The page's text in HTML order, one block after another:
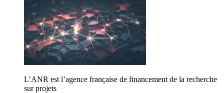
L’ANR est l’agence française de financement de la recherche
sur projets